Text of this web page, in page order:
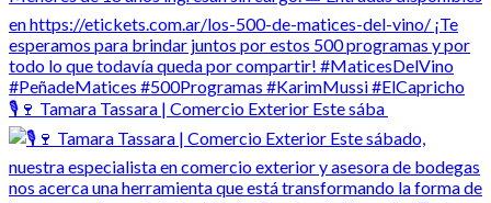
🎙️🍷 Tamara Tassara | Comercio Exterior Este sába